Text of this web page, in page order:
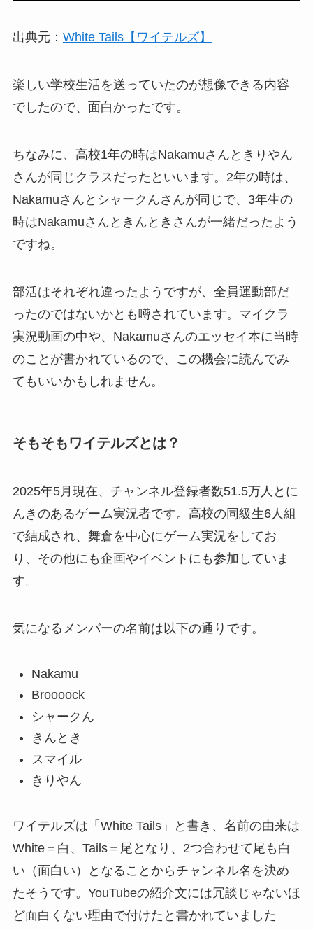
出典元： White Tails【ワイテルズ】
楽しい学校生活を送っていたのが想像できる内容
でしたので、面白かったです。
ちなみに、高校1年の時はNakamuさんときりやん
さんが同じクラスだったといいます。2年の時は、
Nakamuさんとシャークんさんが同じで、3年生の
時はNakamuさんときんときさんが一緒だったよう
ですね。
部活はそれぞれ違ったようですが、全員運動部だ
ったのではないかとも噂されています。マイクラ
実況動画の中や、Nakamuさんのエッセイ本に当時
のことが書かれているので、この機会に読んでみ
てもいいかもしれません。
そもそもワイテルズとは？
2025年5月現在、チャンネル登録者数51.5万人とに
んきのあるゲーム実況者です。高校の同級生6人組
で結成され、舞倉を中心にゲーム実況をしてお
り、その他にも企画やイベントにも参加していま
す。
気になるメンバーの名前は以下の通りです。
Nakamu
Broooock
シャークん
きんとき
スマイル
きりやん
ワイテルズは「White Tails」と書き、名前の由来は
White＝白、Tails＝尾となり、2つ合わせて尾も白
い（面白い）となることからチャンネル名を決め
たそうです。YouTubeの紹介文には冗談じゃないほ
ど面白くない理由で付けたと書かれていました